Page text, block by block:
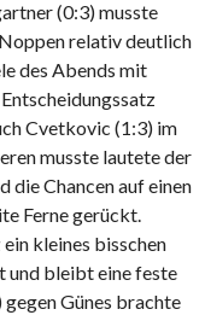
(0:3) musste
relativ deutlich
des Abends mit
Cvetkovic (1:3) im
musste lautete der
die Chancen auf einen
Ferne gerückt.
kleines bisschen
und bleibt eine feste
Günes brachte